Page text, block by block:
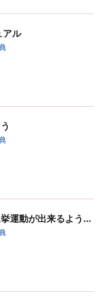
アル
インターネットを使った選挙運動が出来るようになりました。